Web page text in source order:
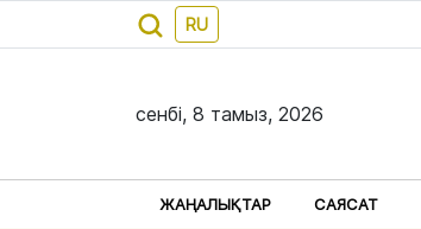
RU
сенбі, 8 тамыз, 2026
ЖАҢАЛЫҚТАР САЯСАТ